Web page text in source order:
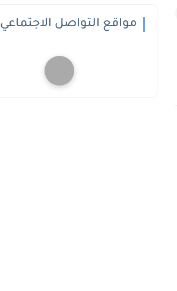
مواقع التواصل الاجتماعي